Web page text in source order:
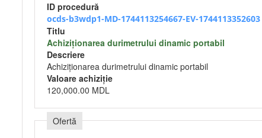
ID procedură
ocds-b3wdp1-MD-1744113254667-EV-1744113352603
Titlu
Achiziționarea durimetrului dinamic portabil
Descriere
Achiziționarea durimetrului dinamic portabil
Valoare achiziție
120,000.00 MDL
Ofertă